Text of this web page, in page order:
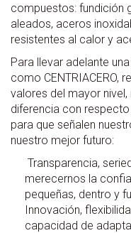
compuestos: fundición
aleados, aceros
resistentes al calor y
Para llevar adelante una
como CENTRIACERO,
valores del mayor
diferencia con
para que señalen
nuestro mejor futuro:
Transparencia,
merecernos la
pequeñas, dentro y
Innovación,
capacidad de